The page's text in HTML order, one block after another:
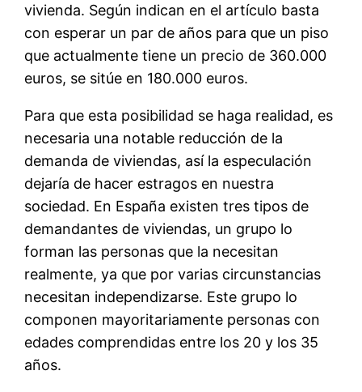
vivienda. Según indican en el artículo basta
con esperar un par de años para que un piso
que actualmente tiene un precio de 360.000
euros, se sitúe en 180.000 euros.
Para que esta posibilidad se haga realidad, es
necesaria una notable reducción de la
demanda de viviendas, así la especulación
dejaría de hacer estragos en nuestra
sociedad. En España existen tres tipos de
demandantes de viviendas, un grupo lo
forman las personas que la necesitan
realmente, ya que por varias circunstancias
necesitan independizarse. Este grupo lo
componen mayoritariamente personas con
edades comprendidas entre los 20 y los 35
años.